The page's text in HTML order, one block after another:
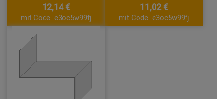
12,14 €
mit Code: e3oc5w99fj
11,02 €
mit Code: e3oc5w99fj